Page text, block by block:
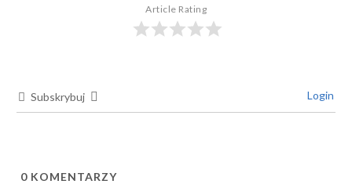
Article Rating
Subskrybuj Login
0 KOMENTARZY